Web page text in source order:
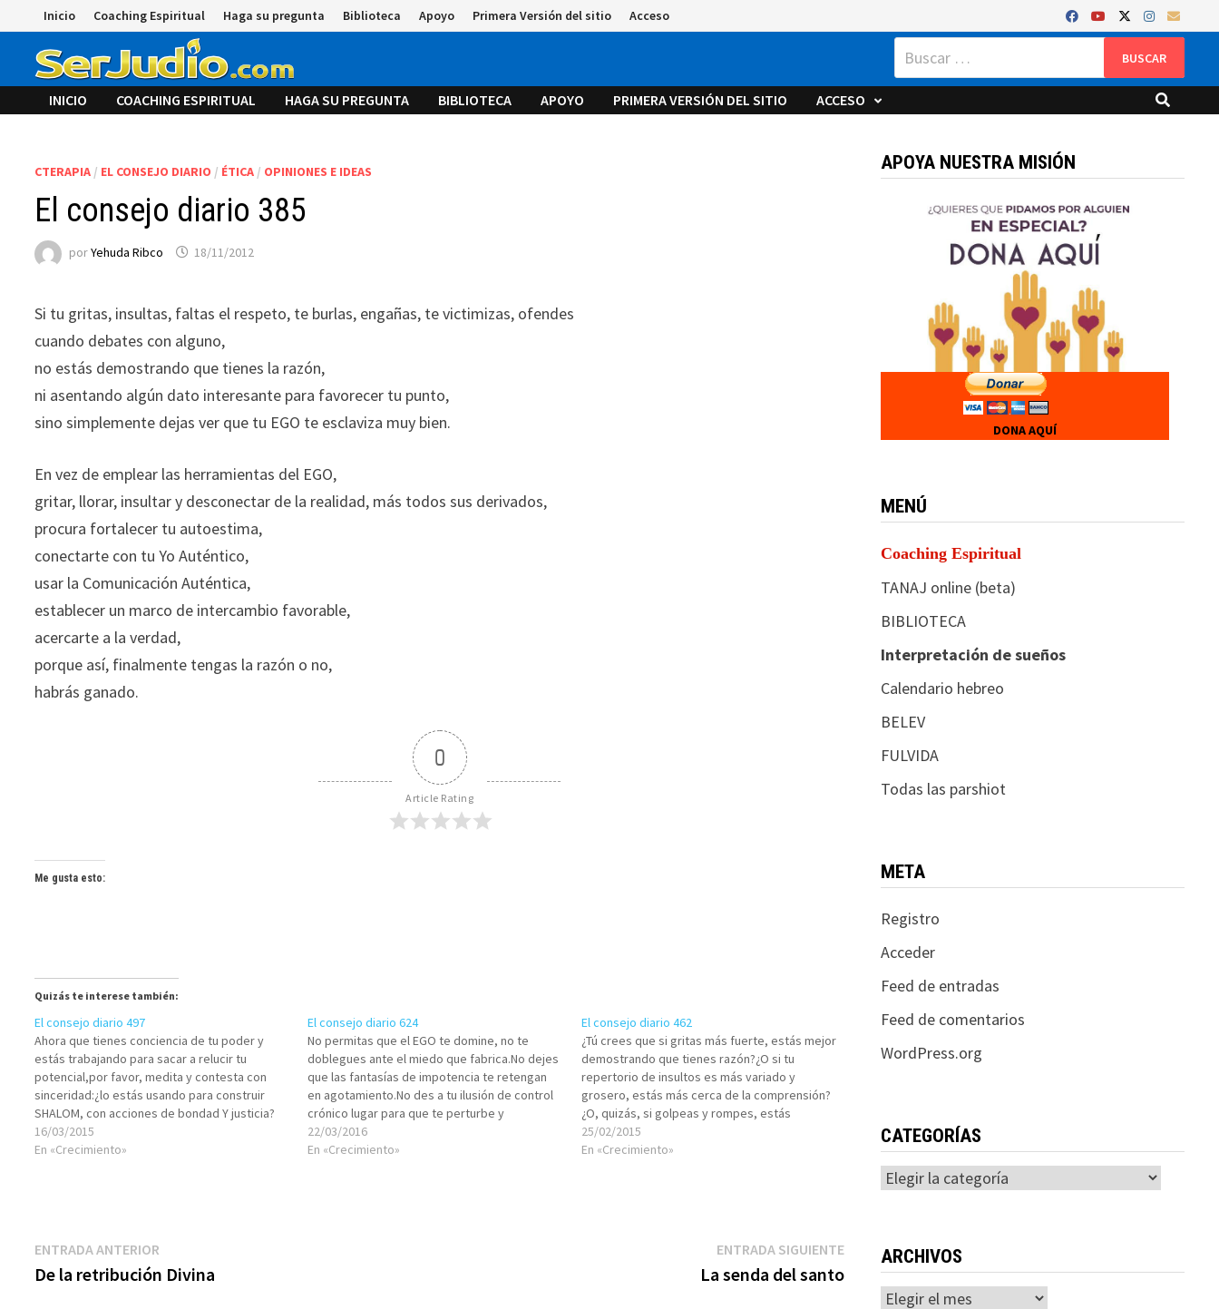
al
contenido
Inicio Coaching Espiritual Haga su pregunta Biblioteca Apoyo Primera Versión del sitio Acceso
Buscar:
INICIO COACHING ESPIRITUAL HAGA SU PREGUNTA BIBLIOTECA APOYO PRIMERA VERSIÓN DEL SITIO ACCESO
CTERAPIA / EL CONSEJO DIARIO / ÉTICA / OPINIONES E IDEAS
El consejo diario 385
porYehuda Ribco 18/11/2012
Si tu gritas, insultas, faltas el respeto, te burlas, engañas, te victimizas, ofendes
cuando debates con alguno,
no estás demostrando que tienes la razón,
ni asentando algún dato interesante para favorecer tu punto,
sino simplemente dejas ver que tu EGO te esclaviza muy bien.
En vez de emplear las herramientas del EGO,
gritar, llorar, insultar y desconectar de la realidad, más todos sus derivados,
procura fortalecer tu autoestima,
conectarte con tu Yo Auténtico,
usar la Comunicación Auténtica,
establecer un marco de intercambio favorable,
acercarte a la verdad,
porque así, finalmente tengas la razón o no,
habrás ganado.
0
Article Rating
Me gusta esto:
Quizás te interese también:
El consejo diario 497
Ahora que tienes conciencia de tu poder y
estás trabajando para sacar a relucir tu
potencial,por favor, medita y contesta con
sinceridad:¿lo estás usando para construir
SHALOM, con acciones de bondad Y justicia?
¿Te das cuenta de que cuando el poder no
está sintonizado con la NESHAMÁ,
16/03/2015
En «Crecimiento»
El consejo diario 624
No permitas que el EGO te domine, no te
doblegues ante el miedo que fabrica.No dejes
que las fantasías de impotencia te retengan
en agotamiento.No des a tu ilusión de control
crónico lugar para que te perturbe y
trastorne.Todo eso es parte del juego del EGO
que te mantiene encerrado…
22/03/2016
En «Crecimiento»
El consejo diario 462
¿Tú crees que si gritas más fuerte, estás mejor
demostrando que tienes razón?¿O si tu
repertorio de insultos es más variado y
grosero, estás más cerca de la comprensión?
¿O, quizás, si golpeas y rompes, estás
probando con autoridad tu punto? A mí me
parece, humildemente te lo comento, que
25/02/2015
En «Crecimiento»
Navegación
de
ENTRADA ANTERIOR
anterior:
De la retribución Divina
ENTRADA SIGUIENTEEntrada
siguiente:
La senda del santo
APOYA NUESTRA MISIÓN
DONA AQUÍ
MENÚ
Coaching Espiritual
TANAJ online (beta)
BIBLIOTECA
Interpretación de sueños
Calendario hebreo
BELEV
FULVIDA
Todas las parshiot
META
Registro
Acceder
Feed de entradas
Feed de comentarios
WordPress.org
CATEGORÍAS
Categorías
ARCHIVOS
Archivos